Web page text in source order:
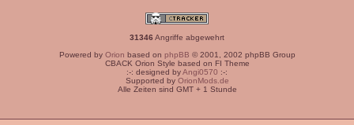
31346 Angriffe abgewehrt
Powered by Orion based on phpBB © 2001, 2002 phpBB Group
CBACK Orion Style based on FI Theme
:-: designed byAngi0570 :-:
Supported by OrionMods.de
Alle Zeiten sind GMT + 1 Stunde